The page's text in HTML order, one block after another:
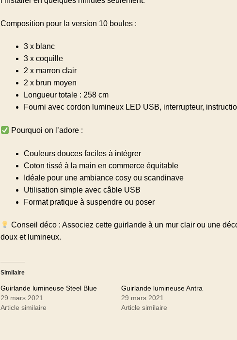
Composition pour la version 10 boules :
3 x blanc
3 x coquille
2 x marron clair
2 x brun moyen
Longueur totale : 258 cm
Fourni avec cordon lumineux LED USB, interrupteur,
Pourquoi on l’adore :
Couleurs douces faciles à intégrer
Coton tissé à la main en commerce équitable
Idéale pour une ambiance cosy ou scandinave
Utilisation simple avec câble USB
Format pratique à suspendre ou poser
Conseil déco : Associez cette guirlande à un mur clair ou une
doux et lumineux.
Similaire
Guirlande lumineuse Steel Blue
29 mars 2021
Article similaire
Guirlande lumineuse Antra
29 mars 2021
Article similaire